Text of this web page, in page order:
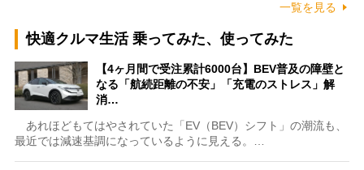
一覧を見る
快適クルマ生活 乗ってみた、使ってみた
【4ヶ月間で受注累計6000台】BEV普及の障壁と
なる「航続距離の不安」「充電のストレス」解
消…
あれほどもてはやされていた「EV（BEV）シフト」の潮流も、
最近では減速基調になっているように見える。…